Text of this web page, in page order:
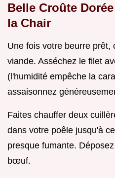
Belle Croûte
la Chair
Une fois votre beurre prêt,
viande. Asséchez le filet
(l'humidité empêche la
assaisonnez
Faites chauffer deux
dans votre poêle jusqu'à
presque fumante.
bœuf.